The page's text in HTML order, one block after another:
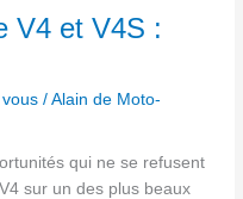
V4 et V4S :
/Alain de Moto-
qui ne se refusent
sur un des plus beaux